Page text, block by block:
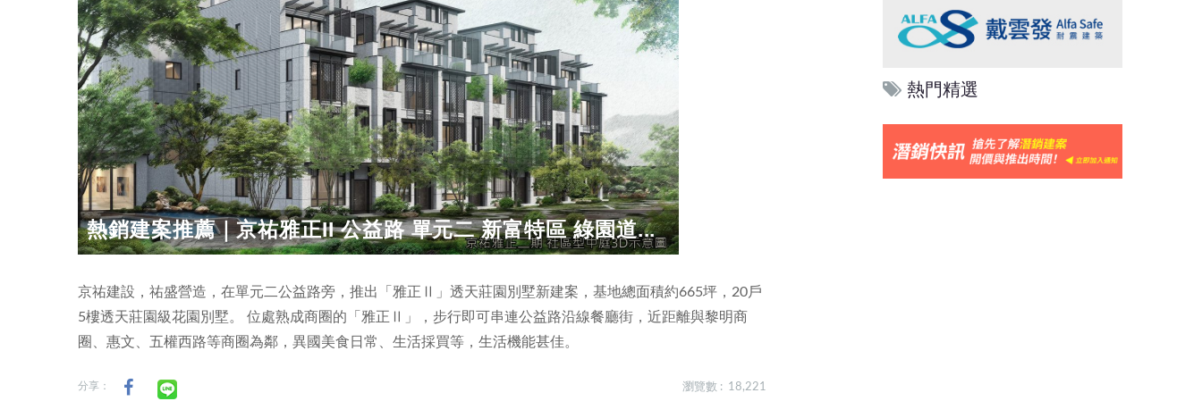
熱銷建案推薦｜京祐雅正II 公益路 單元二 新富特區 綠園道...
京祐建設，祐盛營造，在單元二公益路旁，推出「雅正Ⅱ」透天莊園別墅新建案，基地總面積約665坪，20戶
5樓透天莊園級花園別墅。 位處熟成商圈的「雅正Ⅱ」，步行即可串連公益路沿線餐廳街，近距離與黎明商
圈、惠文、五權西路等商圈為鄰，異國美食日常、生活採買等，生活機能甚佳。
分享： 瀏覽數 : 18,221
熱門精選